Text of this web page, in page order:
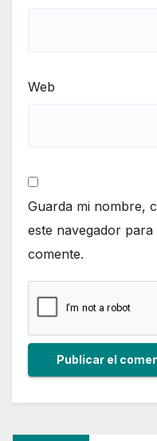
Web
Guarda mi nombre,
este navegador
comente.